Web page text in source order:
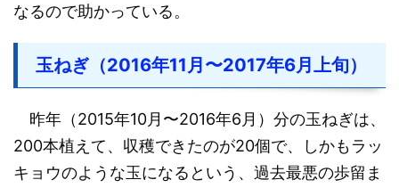
なるので助かっている。
玉ねぎ（2016年11月〜2017年6月上旬）
昨年（2015年10月〜2016年6月）分の玉ねぎは、
200本植えて、収穫できたのが20個で、しかもラッ
キョウのような玉になるという、過去最悪の歩留ま